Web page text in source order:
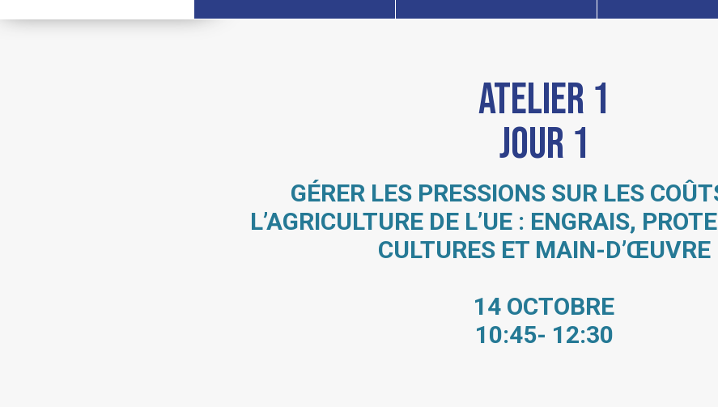
Atelier 1
Jour 1
GÉRER LES PRESSIONS SUR LES
L’AGRICULTURE DE L’UE : ENGRAIS,
CULTURES ET MAIN-D’ŒUVRE
14 OCTOBRE
10:45- 12:30